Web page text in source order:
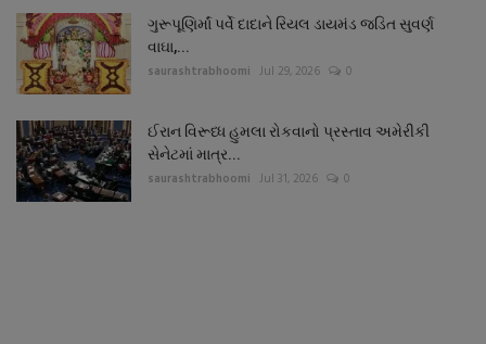
ગુરૂપૂણિર્માં પર્વે દાદાને રિયલ ડાયમંડ જડિત સુવર્ણ
વાઘા,...
saurashtrabhoomi Jul 29, 2026 0
ઈરાન વિરૂધ્ધ હુમલા રોકવાનો પ્રસ્તાવ અમેરીકી
સેનેટમાં માત્ર...
saurashtrabhoomi Jul 31, 2026 0